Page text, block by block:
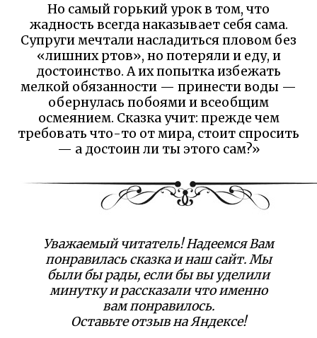
Но самый горький урок в том, что
жадность всегда наказывает себя сама.
Супруги мечтали насладиться пловом без
«лишних ртов», но потеряли и еду, и
достоинство. А их попытка избежать
мелкой обязанности — принести воды —
обернулась побоями и всеобщим
осмеянием. Сказка учит: прежде чем
требовать что-то от мира, стоит спросить
— а достоин ли ты этого сам?»
Уважаемый читатель! Надеемся Вам
понравилась сказка и наш сайт. Мы
были бы рады, если бы вы уделили
минутку и рассказали что именно
вам понравилось.
Оставьте отзыв на Яндексе!